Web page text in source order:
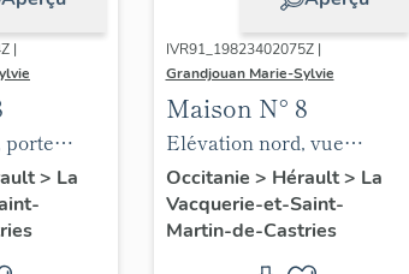
|
porte
> La
IVR91_19823402075Z |
Grandjouan Marie-Sylvie
Maison N° 8
Elévation nord, vue
d'ensemble.
Occitanie > Hérault> La
Vacquerie-et-Saint-
Martin-de-Castries